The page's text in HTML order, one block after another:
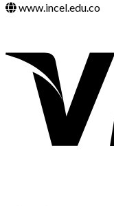
www.incel.edu.co